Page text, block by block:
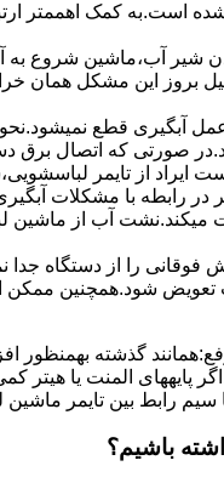
ﺷﺪه اﺳﺖ.به کمک اهممتر
ﺷﺪن ﺷﯿﺮ آب،ﻣﺎﺷﯿﻦ ﺷﺮوع
بروز این مشکل همان
و ﻋﻤﻞ آﺑﮕﯿﺮی ﻗﻄﻊ
که اتصال برق
ایراد از تایمر
رابطه با مشکلات آبگیری
میکند.نشت آب از
ﻓﻮﻗﺎﻧﯽ را از دستگاه
شود.همچنین ﻣﻤﮑﻦ
ﺑﺮق،اﮔﺮ پایههای اﻟﻤﻨﺖ
ﺳﯿﻢ راﺑﻂ ﺑﯿﻦ ﺗﺎﯾﻤﺮ
باشیم؟